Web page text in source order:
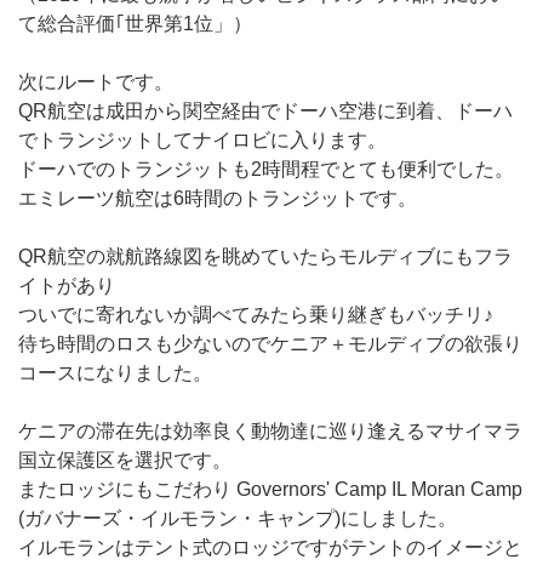
て総合評価｢世界第1位」）
次にルートです。
QR航空は成田から関空経由でドーハ空港に到着、ドーハ
でトランジットしてナイロビに入ります。
ドーハでのトランジットも2時間程でとても便利でした。
エミレーツ航空は6時間のトランジットです。
QR航空の就航路線図を眺めていたらモルディブにもフラ
イトがあり
ついでに寄れないか調べてみたら乗り継ぎもバッチリ♪
待ち時間のロスも少ないのでケニア＋モルディブの欲張り
コースになりました。
ケニアの滞在先は効率良く動物達に巡り逢えるマサイマラ
国立保護区を選択です。
またロッジにもこだわり Governors' Camp IL Moran Camp
(ガバナーズ・イルモラン・キャンプ)にしました。
イルモランはテント式のロッジですがテントのイメージと